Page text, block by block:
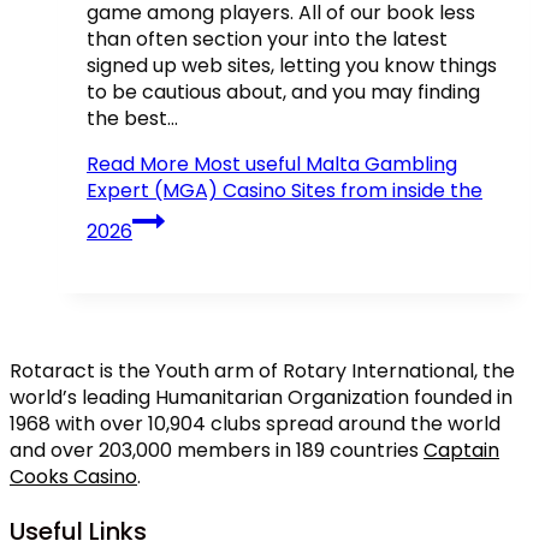
game among players. All of our book less
than often section your into the latest
signed up web sites, letting you know things
to be cautious about, and you may finding
the best…
Read More Most useful Malta Gambling
Expert (MGA) Casino Sites from inside the
2026
Rotaract is the Youth arm of Rotary International, the
world’s leading Humanitarian Organization founded in
1968 with over 10,904 clubs spread around the world
and over 203,000 members in 189 countriesCaptain
Cooks Casino.
Useful Links